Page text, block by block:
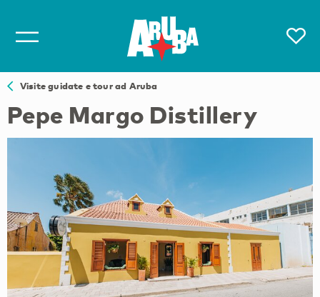
Visite guidate e tour ad Aruba
Pepe Margo Distillery